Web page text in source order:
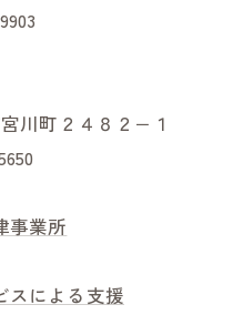
川町２４８２−１
事業所
スによる支援